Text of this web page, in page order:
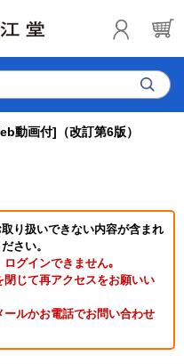
動画付]（改訂第6版）
り扱いできない内容が含まれ
さい。
グインできません｡
じて再アクセスをお願いい
ルかお電話でお問い合わせ